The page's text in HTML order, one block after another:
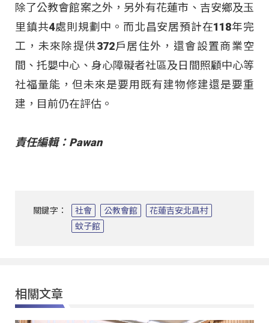
除了公教會館案之外，另外有花蓮市、吉安鄉及玉
里鎮共4處則規劃中。而北昌安居預計在118年完
工，未來除提供372戶居住外，還會設置商業空
間、托嬰中心、身心障礙者社區及日間照顧中心等
社福量能，但未來是要用既有建物修建還是要重
建，目前仍在評估。
責任編輯：Pawan
關鍵字： 社會 公教會館
花蓮吉安北昌村
蚊子館
相關文章